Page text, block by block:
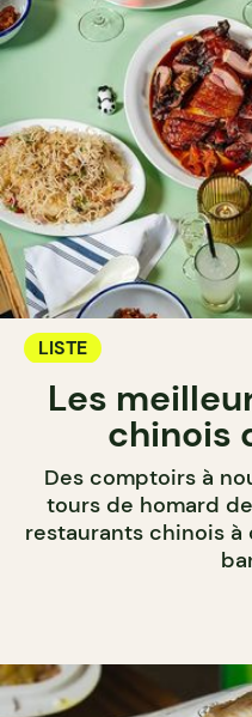
LISTE
Les
chinois
Des comptoirs à
tours de homard
restaurants chinois à